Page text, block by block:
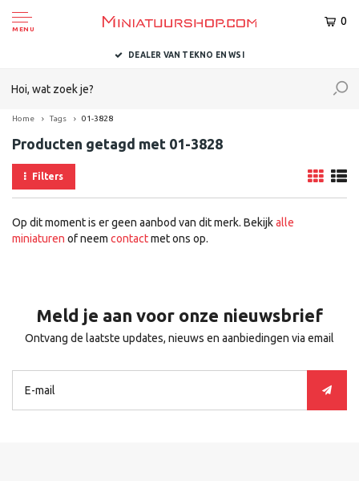
MENU
0
DEALER VAN TEKNO EN WSI
Home Tags 01-3828
Producten getagd met 01-3828
Filters
Op dit moment is er geen aanbod van dit merk. Bekijkalle
miniaturen of neem contactmet ons op.
Meld je aan voor onze nieuwsbrief
Ontvang de laatste updates, nieuws en aanbiedingen via email